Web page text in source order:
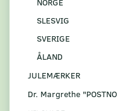
SLESVIG
SVERIGE
ÅLAND
JULEMÆRKER
Dr. Margrethe